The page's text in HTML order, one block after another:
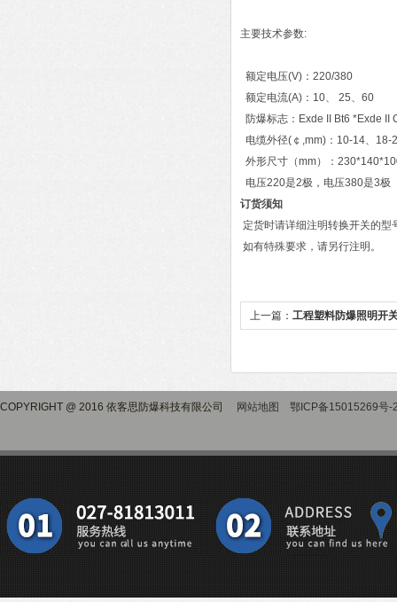
主要技术参数:
额定电压(V)：220/380
额定电流(A)：10、 25、60
防爆标志：Exde II Bt6 *Exde II
电缆外径(￠,mm)：10-14、18-
外形尺寸（mm）：
电压220是2极，电压380是3极
订货须知
定货时请详细注明转换开关的
如有特殊要求，请另行注明。
上一篇： 工程塑料防爆照明开
COPYRIGHT @ 2016 依客思防爆科技有限公司 网站地图 鄂ICP备15015269号-